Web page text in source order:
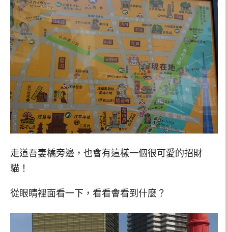
走道吾妻橋旁邊，也會有這樣一個很可愛的招財
貓！
從眼睛裡面看一下，看看會看到什麼？